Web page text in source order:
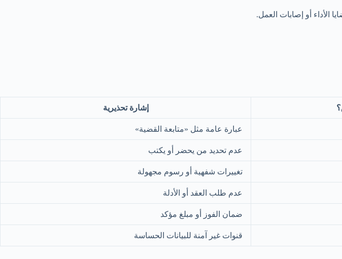
الأداء أو إصابات العمل.
إشارة تحذيرية
عبارة عامة مثل «متابعة القضية»
عدم تحديد من يحضر أو يكتب
تغييرات شفهية أو رسوم مجهولة
عدم طلب العقد أو الأدلة
ضمان الفوز أو مبلغ مؤكد
قنوات غير آمنة للبيانات الحساسة